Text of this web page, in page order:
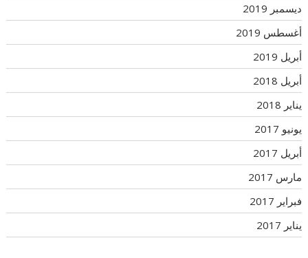
ديسمبر 2019
أغسطس 2019
أبريل 2019
أبريل 2018
يناير 2018
يونيو 2017
أبريل 2017
مارس 2017
فبراير 2017
يناير 2017